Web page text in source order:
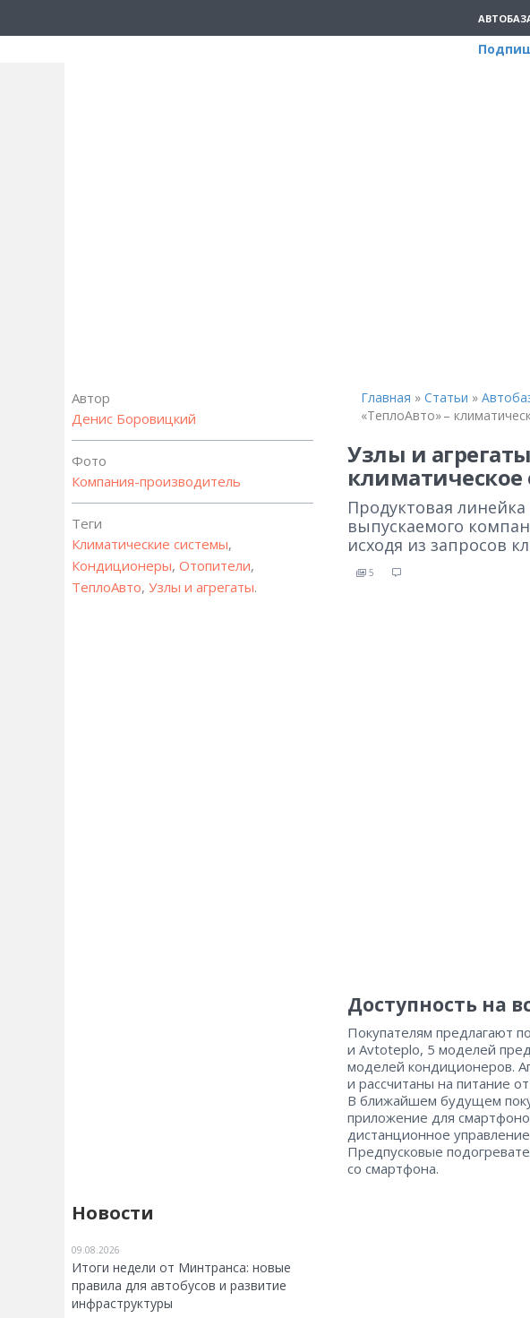
Автор
Денис Боровицкий
Фото
Компания-производитель
Теги
Климатические системы,
Кондиционеры, Отопители,
ТеплоАвто, Узлы и агрегаты.
Новости
09.08.2026
Итоги недели от Минтранса: новые
правила для автобусов и развитие
инфраструктуры
Главная » Статьи »
«ТеплоАвто» –
Узлы и
климатическое
Продуктовая
выпускаемого
исходя из запросов
5
Доступность на
Покупателям предлагают
и Avtoteplo, 5 моделей
моделей кондиционеров.
и рассчитаны на питание
В ближайшем будущем
приложение для
дистанционное
Предпусковые
со смартфона.